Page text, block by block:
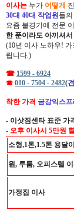
이사는 누가 어떻게
30대 40대 작업원들의
요즘 불경기에 전문
한 푼이라도 아끼셔서
(10년 이사 노하우!
립니다.)
☎ 1599 - 6924
☎ 010 - 7504 - 2482(
착한 가격 금강익스
- 이삿짐센타 표준 가
- 오후 이사시 5만원
소형,1톤,1.5톤 용달
원, 투룸, 오피스텔
가정집 이사